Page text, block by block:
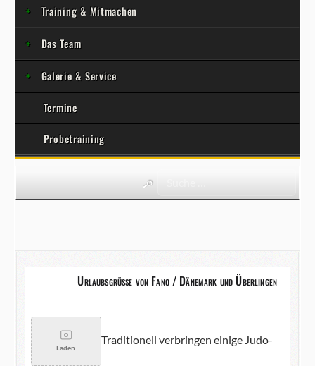
Training & Mitmachen
Das Team
Galerie & Service
Termine
Probetraining
Urlaubsgrüße von Fano / Dänemark und Überlingen
Laden
Traditionell verbringen einige Judo-